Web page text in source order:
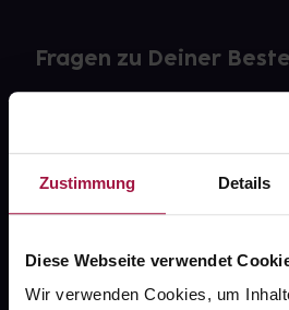
Zustimmung Details
Diese Webseite verwendet
Wir verwenden Cookies, um
Fragen zu Deiner